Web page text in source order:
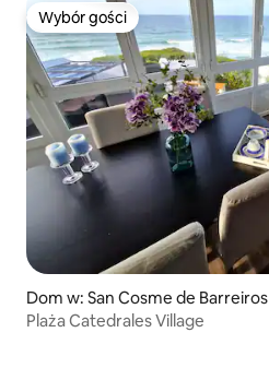
Wybór gości
Wybór gości
Dom w: San Cosme de Barreiros
Plaża Catedrales Village